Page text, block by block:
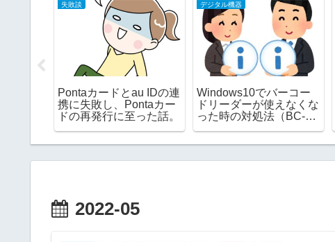
失敗談
Pontaカードとau IDの連
携に失敗し、Pontaカー
ドの再発行に至った話。
デジタル機器
Windows10でバーコー
ドリーダーが使えなくな
った時の対処法（BC-
2022-05